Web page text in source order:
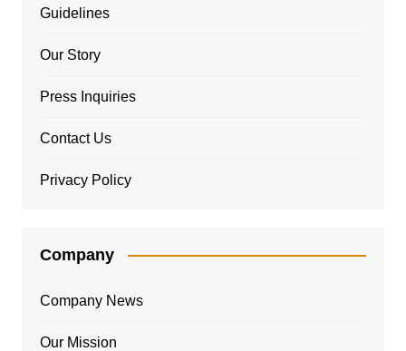
Guidelines
Our Story
Press Inquiries
Contact Us
Privacy Policy
Company
Company News
Our Mission